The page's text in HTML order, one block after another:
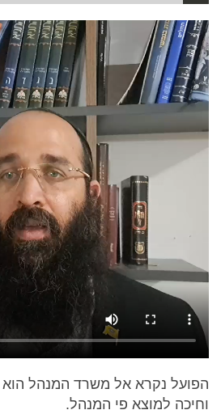
הפועל נקרא אל משרד המנהל
וחיכה למוצא פי המנהל.